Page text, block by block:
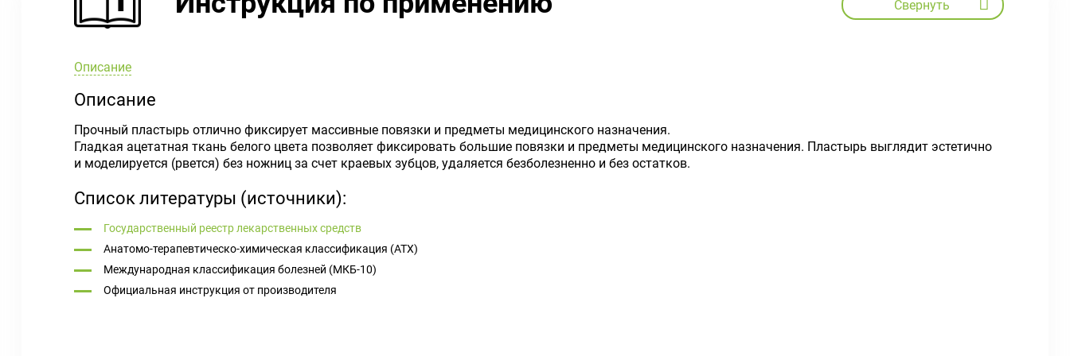
Свернуть
Описание
Описание
Прочный пластырь отлично фиксирует массивные повязки и предметы медицинского назначения.
Гладкая ацетатная ткань белого цвета позволяет фиксировать большие повязки и предметы медицинского назначения. Пластырь выглядит эстетично
и моделируется (рвется) без ножниц за счет краевых зубцов, удаляется безболезненно и без остатков.
Список литературы (источники):
Государственный реестр лекарственных средств
Анатомо-терапевтическо-химическая классификация (ATX)
Международная классификация болезней (МКБ-10)
Официальная инструкция от производителя